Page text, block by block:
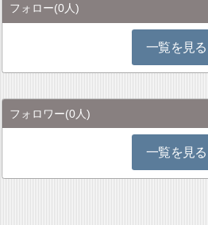
フォロー(0人)
一覧を見る
フォロワー(0人)
一覧を見る